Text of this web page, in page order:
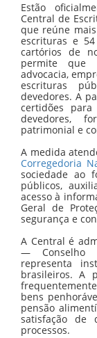
Estão
Central de
que reúne
escrituras e
cartórios de
permite que
advocacia,
escrituras
devedores. A
certidões
devedores,
patrimonial e
A medida
Corregedoria
sociedade ao
públicos,
acesso à
Geral de
segurança e
A Central é
— Conselho
representa
brasileiros. A
bens
pensão
satisfação de
processos.